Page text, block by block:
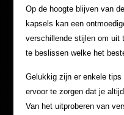
Op de hoogte blijven van
kapsels kan een
verschillende stijlen om uit
te beslissen welke het
Gelukkig zijn er enkele
ervoor te zorgen dat je
Van het uitproberen van